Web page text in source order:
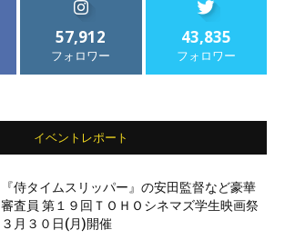
57,912
フォロワー
43,835
フォロワー
イベントレポート
『侍タイムスリッパー』の安田監督など豪華
審査員 第１９回ＴＯＨＯシネマズ学生映画祭
３月３０日(月)開催